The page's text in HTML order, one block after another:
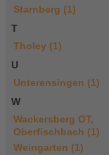
Starnberg (1)
T
Tholey (1)
U
Unterensingen (1)
W
Wackersberg OT,
Oberfischbach (1)
Weingarten (1)